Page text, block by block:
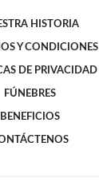
HISTORIA
Y CONDICIONES
DE PRIVACIDAD
FÚNEBRES
BENEFICIOS